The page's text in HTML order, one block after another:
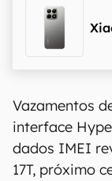
Vazamentos
interface
dados IMEI
17T, próximo